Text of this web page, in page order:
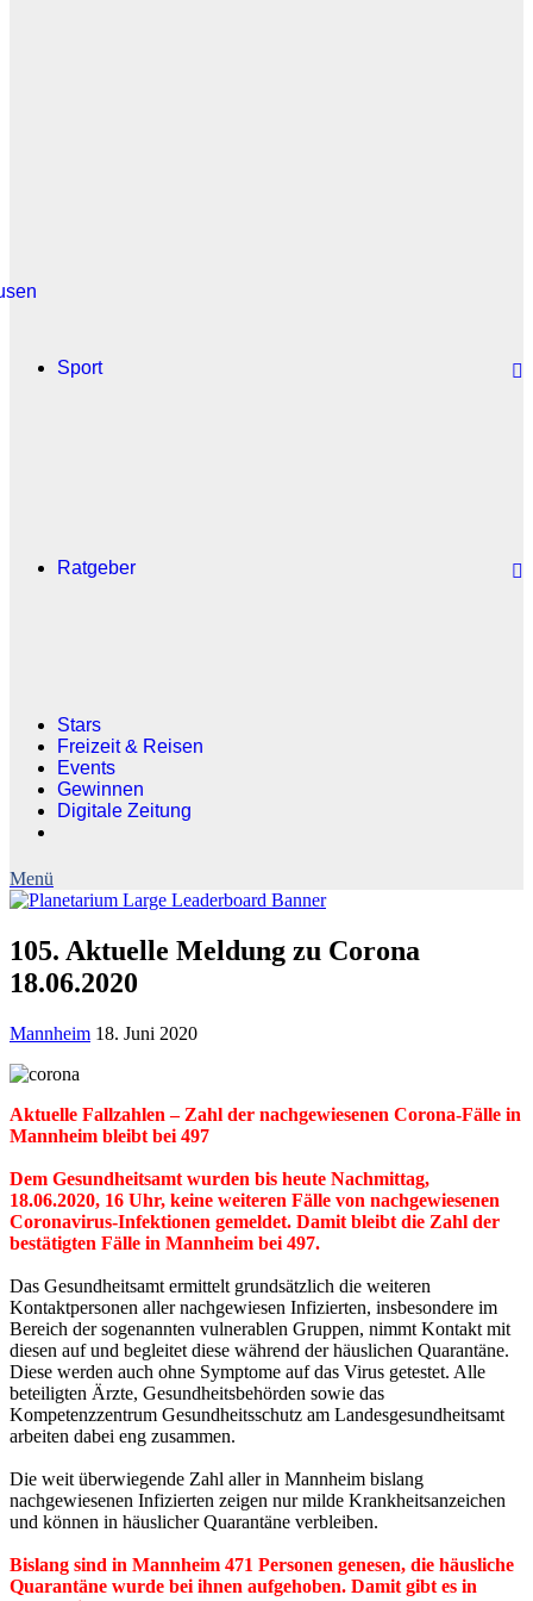
Sport
Ratgeber
Stars
Freizeit & Reisen
Events
Gewinnen
Digitale Zeitung
105. Aktuelle Meldung zu Corona
18.06.2020
Mannheim 18. Juni 2020
Aktuelle Fallzahlen – Zahl der nachgewiesenen Corona-Fälle in
Mannheim bleibt bei 497
Dem Gesundheitsamt wurden bis heute Nachmittag,
18.06.2020, 16 Uhr, keine weiteren Fälle von nachgewiesenen
Coronavirus-Infektionen gemeldet. Damit bleibt die Zahl der
bestätigten Fälle in Mannheim bei 497.
Das Gesundheitsamt ermittelt grundsätzlich die weiteren
Kontaktpersonen aller nachgewiesen Infizierten, insbesondere im
Bereich der sogenannten vulnerablen Gruppen, nimmt Kontakt mit
diesen auf und begleitet diese während der häuslichen Quarantäne.
Diese werden auch ohne Symptome auf das Virus getestet. Alle
beteiligten Ärzte, Gesundheitsbehörden sowie das
Kompetenzzentrum Gesundheitsschutz am Landesgesundheitsamt
arbeiten dabei eng zusammen.
Die weit überwiegende Zahl aller in Mannheim bislang
nachgewiesenen Infizierten zeigen nur milde Krankheitsanzeichen
und können in häuslicher Quarantäne verbleiben.
Bislang sind in Mannheim 471 Personen genesen, die häusliche
Quarantäne wurde bei ihnen aufgehoben. Damit gibt es in